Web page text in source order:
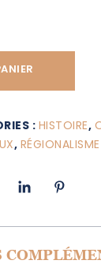
: HISTOIRE,
, RÉGIONALISME